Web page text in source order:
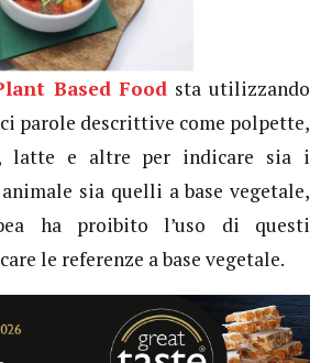
Based Food sta utilizzando
parole descrittive come polpette,
latte e altre per indicare sia i
sia quelli a base vegetale,
ha proibito l’uso di questi
le referenze a base vegetale.